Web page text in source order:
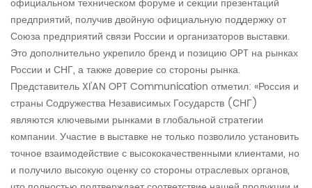
предприятий, получив двойную официальную поддержку от
Союза предприятий связи России и организаторов выставки.
Это дополнительно укрепило бренд и позицию OPT на рынках
России и СНГ, а также доверие со стороны рынка.
Представитель XI'AN OPT Communication отметил: «Россия и
страны Содружества Независимых Государств (СНГ)
являются ключевыми рынками в глобальной стратегии
компании. Участие в выставке не только позволило установить
точное взаимодействие с высококачественными клиентами, но
и получило высокую оценку со стороны отраслевых органов,